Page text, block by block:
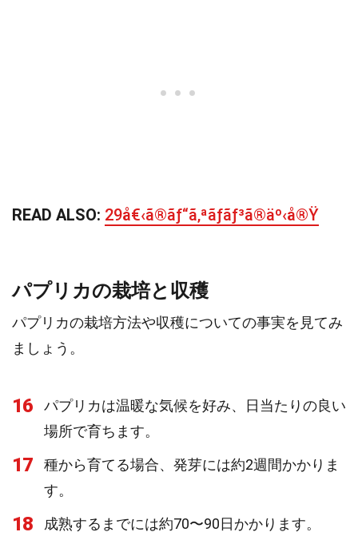
READ ALSO: 29å€‹ã®ãƒ“ã‚ªãƒãƒ³ã®äº‹å®Ÿ
パプリカの栽培と収穫
パプリカの栽培方法や収穫についての事実を見てみ
ましょう。
16
パプリカは温暖な気候を好み、日当たりの良い
場所で育ちます。
17
種から育てる場合、発芽には約2週間かかりま
す。
18 成熟するまでには約70〜90日かかります。